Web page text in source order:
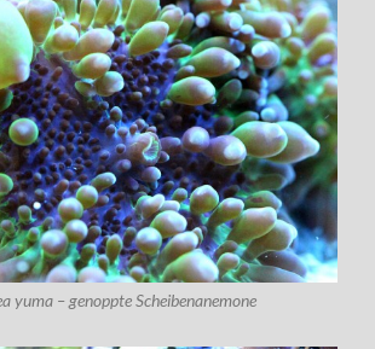
yuma – genoppte Scheibenanemone